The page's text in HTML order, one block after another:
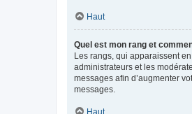
Haut
Quel est mon rang et
Les rangs, qui apparaissent
administrateurs et les
messages afin d’augmenter
messages.
Haut